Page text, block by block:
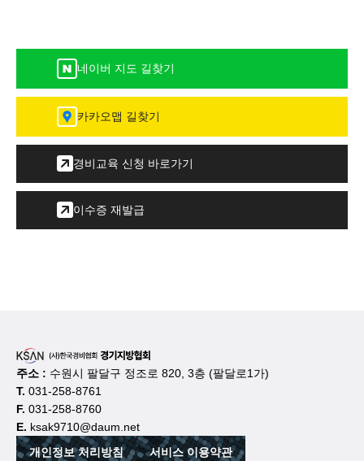
네이버 지도 길찾기
카카오맵 길찾기
경비교육 신청 바로가기
이수증 재발급
주소 : 수원시 팔달구 정조로 820, 3층 (팔달로1가)
T. 031-258-8761
F. 031-258-8760
E. ksak9710@daum.net
개인정보 처리방침
서비스 이용약관